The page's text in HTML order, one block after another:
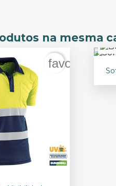
na mesma